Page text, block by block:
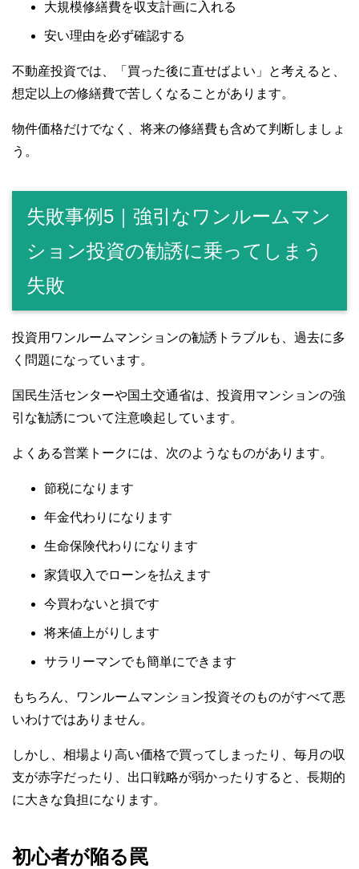
大規模修繕費を収支計画に入れる
安い理由を必ず確認する
不動産投資では、「買った後に直せばよい」と考えると、
想定以上の修繕費で苦しくなることがあります。
物件価格だけでなく、将来の修繕費も含めて判断しましょ
う。
失敗事例5｜強引なワンルームマン
ション投資の勧誘に乗ってしまう
失敗
投資用ワンルームマンションの勧誘トラブルも、過去に多
く問題になっています。
国民生活センターや国土交通省は、投資用マンションの強
引な勧誘について注意喚起しています。
よくある営業トークには、次のようなものがあります。
節税になります
年金代わりになります
生命保険代わりになります
家賃収入でローンを払えます
今買わないと損です
将来値上がりします
サラリーマンでも簡単にできます
もちろん、ワンルームマンション投資そのものがすべて悪
いわけではありません。
しかし、相場より高い価格で買ってしまったり、毎月の収
支が赤字だったり、出口戦略が弱かったりすると、長期的
に大きな負担になります。
初心者が陥る罠